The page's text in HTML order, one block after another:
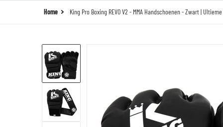
Home King Pro Boxing REVO V2 - MMA Handschoenen - Zwart |